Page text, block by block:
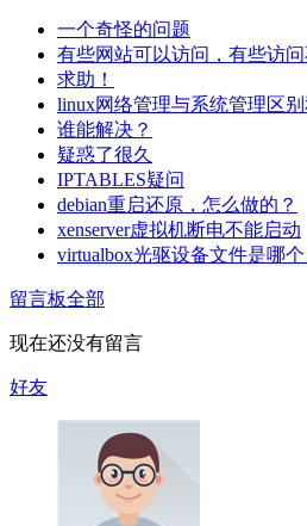
一个奇怪的问题
有些网站可以访问，有些访问
求助！
linux网络管理与系统管理区别
谁能解决？
疑惑了很久
IPTABLES疑问
debian重启还原，怎么做的？
xenserver虚拟机断电不能启动
virtualbox光驱设备文件是哪个
留言板全部
现在还没有留言
好友